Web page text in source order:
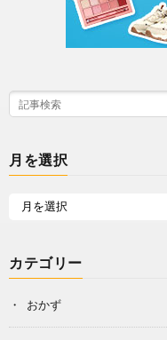
月を選択
カテゴリー
おかず